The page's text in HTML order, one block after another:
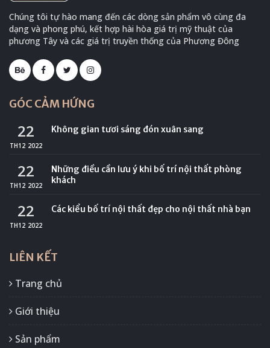
Chúng tôi tự hào mang đến các dòng sản phẩm vô cùng đa
dạng và phong phú, kết hợp hài hòa giá trị mỹ thuật của
phương Tây và các giá trị truyền thống của Phương Đông
GÓC CẢM HỨNG
22
TH12 2022
Không gian tươi sáng đón xuân sang
22
TH12 2022
Những điều cần lưu ý khi bố trí nội thất phòng
khách
22
TH12 2022
Các kiểu bố trí nội thất đẹp cho nội thất nhà bạn
LIÊN KẾT
Trang chủ
Giới thiệu
Sản phẩm